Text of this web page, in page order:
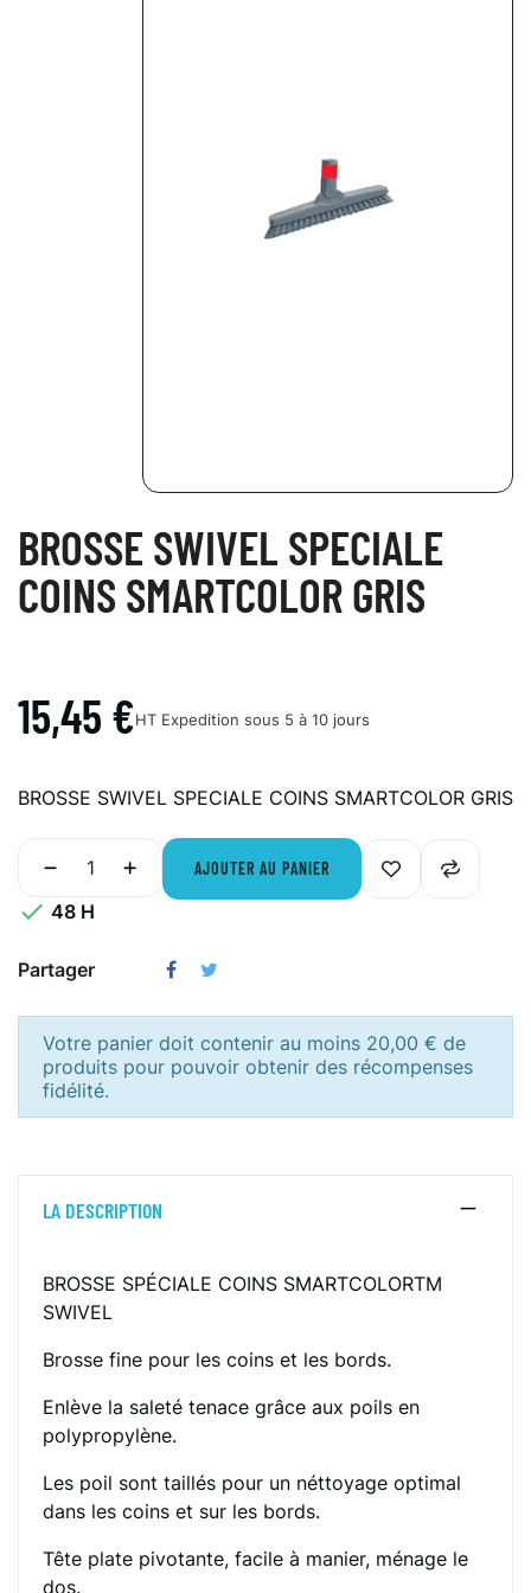
BROSSE SWIVEL SPECIALE
COINS SMARTCOLOR GRIS
15,45 €HT Expedition sous 5 à 10 jours
BROSSE SWIVEL SPECIALE COINS SMARTCOLOR GRIS
AJOUTER AU PANIER
 48 H
Partager
Votre panier doit contenir au moins 20,00 € de
produits pour pouvoir obtenir des récompenses
fidélité.
LA DESCRIPTION
BROSSE SPÉCIALE COINS SMARTCOLORTM
SWIVEL
Brosse fine pour les coins et les bords.
Enlève la saleté tenace grâce aux poils en
polypropylène.
Les poil sont taillés pour un néttoyage optimal
dans les coins et sur les bords.
Tête plate pivotante, facile à manier, ménage le
dos.